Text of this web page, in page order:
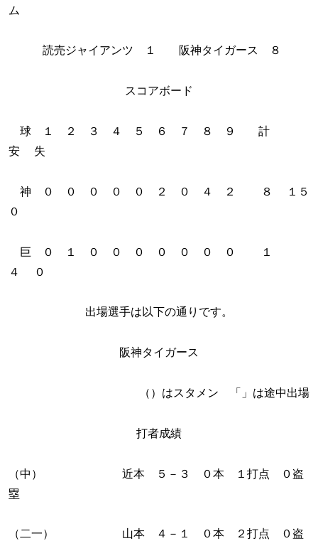
ム
読売ジャイアンツ １ 阪神タイガース ８
スコアボード
球 １ ２ ３ ４ ５ ６ ７ ８ ９ 計
安 失
神 ０ ０ ０ ０ ０ ２ ０ ４ ２ ８ １５
０
巨 ０ １ ０ ０ ０ ０ ０ ０ ０ １
４ ０
出場選手は以下の通りです。
阪神タイガース
（）はスタメン 「」は途中出場
打者成績
（中） 近本 ５－３ ０本 １打点 ０盗
塁
（二一） 山本 ４－１ ０本 ２打点 ０盗